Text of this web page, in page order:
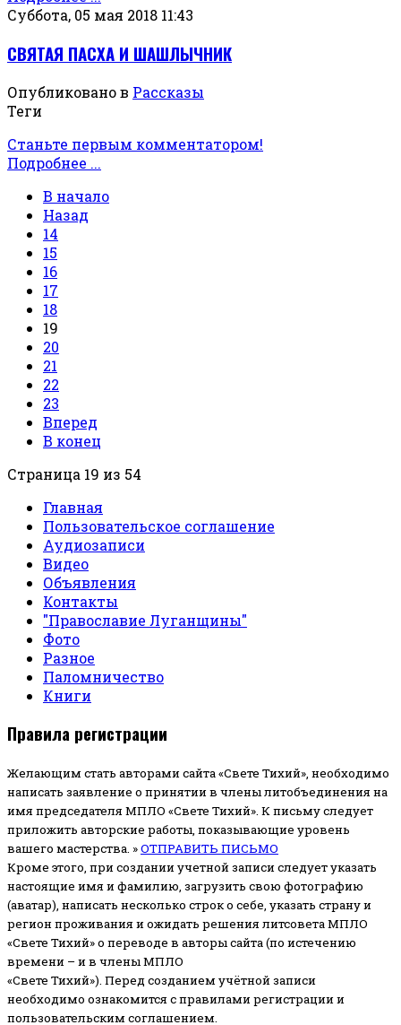
Суббота, 05 мая 2018 11:43
СВЯТАЯ ПАСХА И ШАШЛЫЧНИК
Опубликовано в Рассказы
Теги
Станьте первым комментатором!
Подробнее ...
В начало
Назад
14
15
16
17
18
19
20
21
22
23
Вперед
В конец
Страница 19 из 54
Главная
Пользовательское соглашение
Аудиозаписи
Видео
Объявления
Контакты
"Православие Луганщины"
Фото
Разное
Паломничество
Книги
Правила регистрации
Желающим стать авторами сайта «Свете Тихий», необходимо
написать заявление о принятии в члены литобъединения на
имя председателя МПЛО «Свете Тихий». К письму следует
приложить авторские работы, показывающие уровень
вашего мастерства. »ОТПРАВИТЬ ПИСЬМО
Кроме этого, при создании учетной записи следует указать
настоящие имя и фамилию, загрузить свою фотографию
(аватар), написать несколько строк о себе, указать страну и
регион проживания и ожидать решения литсовета МПЛО
«Свете Тихий» о переводе в авторы сайта (по истечению
времени – и в члены МПЛО
«Свете Тихий»). Перед созданием учётной записи
необходимо ознакомится с правилами регистрации и
пользовательским соглашением.